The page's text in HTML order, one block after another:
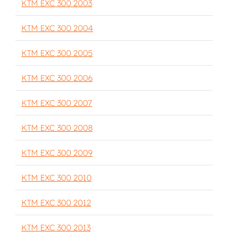
KTM EXC 300 2003
KTM EXC 300 2004
KTM EXC 300 2005
KTM EXC 300 2006
KTM EXC 300 2007
KTM EXC 300 2008
KTM EXC 300 2009
KTM EXC 300 2010
KTM EXC 300 2012
KTM EXC 300 2013